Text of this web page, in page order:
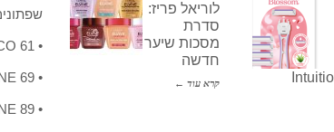
• ROUGE COCO 61 (CHERI מס' 61) אפרסק עדין ורך על השפתיים – מחיר 213.62 ₪. – מחיר 213.62 ₪.
• ROUGE COCO SHINE 69 (Filter מס' 69) פלירטוט בגוון האלמוגים. – מחיר 213.62 ₪.
• ROUGE COCO SHINE 89 (Satisfaction מס' 61) אינטנסיבי ומתוחכם בצבע בז'. – מחיר 213.62 ₪.
לוריאל פריז:
סדרת
מסכות שיער
חדשה
קרא עוד ←